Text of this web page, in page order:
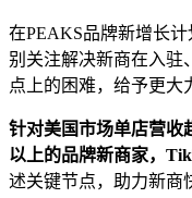
在PEAKS品牌新增长
别关注解决新商在入驻
点上的困难，给予更大
针对美国市场单店营收
以上的品牌新商家，
述关键节点，助力新商